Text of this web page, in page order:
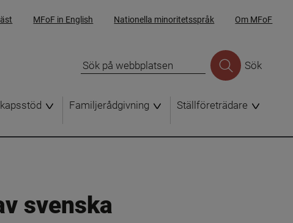
MFoF in English Nationella minoritetsspråk Om MFoF
Sök
Familjerådgivning Ställföreträdare
svenska